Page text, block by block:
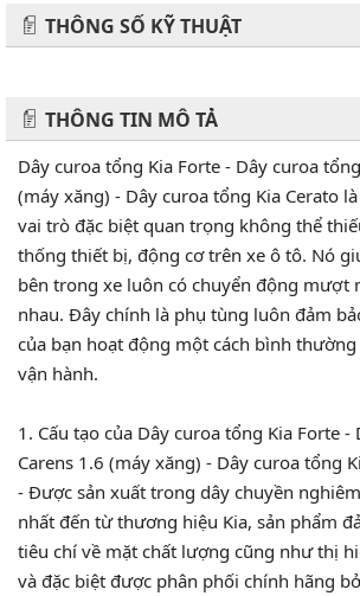
THÔNG SỐ KỸ THUẬT
THÔNG TIN MÔ TẢ
Dây curoa tổng Kia Forte - Dây curoa
(máy xăng) - Dây curoa tổng Kia Cerato
vai trò đặc biệt quan trọng không thể
thống thiết bị, động cơ trên xe ô tô. Nó
bên trong xe luôn có chuyển động mượt
nhau. Đây chính là phụ tùng luôn đảm
của bạn hoạt động một cách bình
vận hành.
1. Cấu tạo của Dây curoa tổng Kia Forte -
Carens 1.6 (máy xăng) - Dây curoa tổng
- Được sản xuất trong dây chuyền
nhất đến từ thương hiệu Kia, sản phẩm
tiêu chí về mặt chất lượng cũng như thị
và đặc biệt được phân phối chính hãng